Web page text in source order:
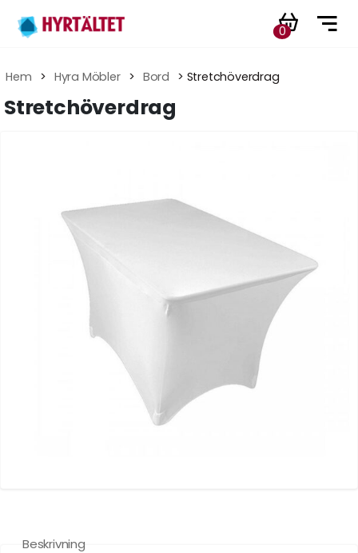
0
Hem > Hyra Möbler > Bord > Stretchöverdrag
Stretchöverdrag
Beskrivning